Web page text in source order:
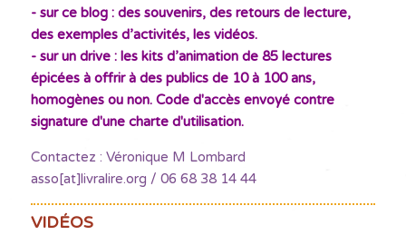
- sur ce blog : des souvenirs, des retours de lecture,
des exemples d’activités, les vidéos.
- sur un drive : les kits d’animation de 85 lectures
épicées à offrir à des publics de 10 à 100 ans,
homogènes ou non. Code d'accès envoyé contre
signature d'une charte d'utilisation.
Contactez : Véronique M Lombard
asso[at]livralire.org / 06 68 38 14 44
VIDÉOS